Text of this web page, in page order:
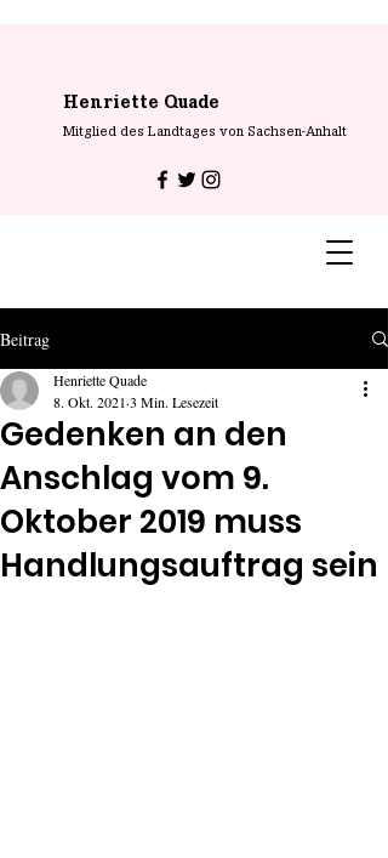
Henriette Quade
Mitglied des Landtages von Sachsen-Anhalt
Beitrag
Gedenken an den
Anschlag vom 9.
Oktober 2019 muss
Handlungsauftrag sein
Henriette Quade
8. Okt. 2021 3 Min. Lesezeit